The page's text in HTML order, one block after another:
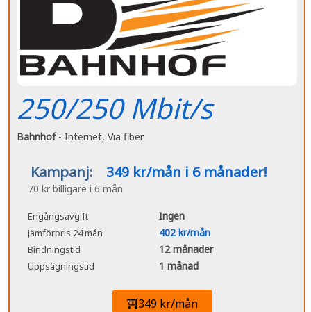
250/250 Mbit/s
Bahnhof- Internet, Via fiber
Kampanj: 349 kr/mån i 6 månader!
70 kr billigare i 6 mån
Engångsavgift Ingen
Jämförpris 24 mån 402 kr/mån
Bindningstid 12 månader
Uppsägningstid 1 månad
349 kr/mån